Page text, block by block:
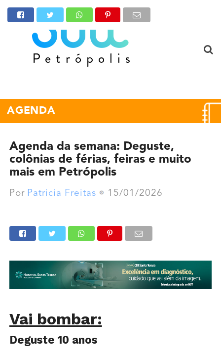
AGENDA
Agenda da semana: Deguste,
colônias de férias, feiras e muito
mais em Petrópolis
Por Patricia Freitas 15/01/2026
Vai bombar:
Deguste 10 anos